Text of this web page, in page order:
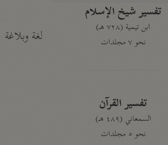
تفسير شيخ الإسلام
ابن تيمية (٧٢٨ هـ)
نحو ٧ مجلدات
تفسير القرآن
السمعاني (٤٨٩ هـ)
نحو ٥ مجلدات
لغة وبلاغة